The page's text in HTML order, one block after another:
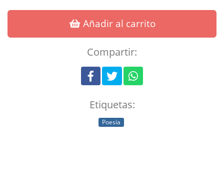
Añadir al carrito
Compartir:
Etiquetas:
Poesía